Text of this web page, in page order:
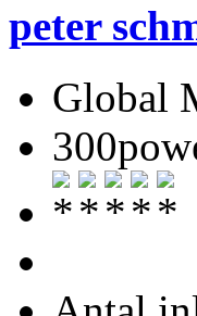
peter
Global